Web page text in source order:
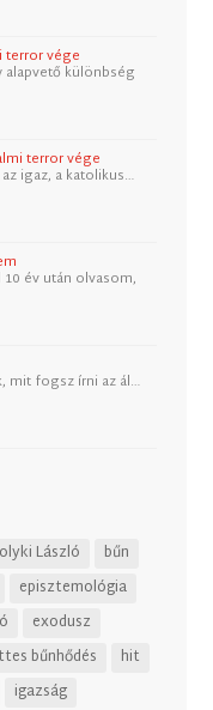
terror vége
alapvető különbség
terror vége
igaz, a katolikus…
év után olvasom,
mit fogsz írni az ál…
László
bűn
episztemológia
exodusz
bűnhődés
hit
igazság